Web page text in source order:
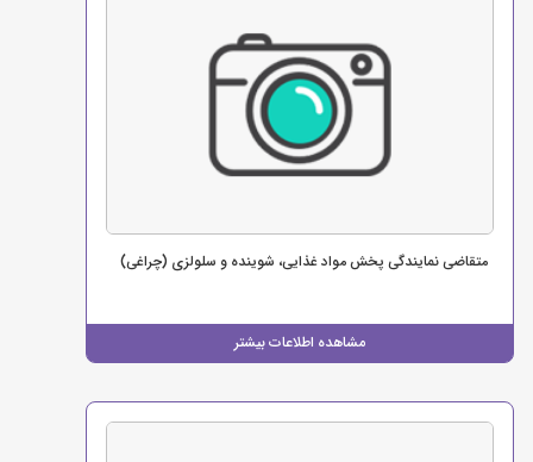
مشاهده اطلاعات بیشتر
متقاضی نمایندگی پخش مواد غذایی، شوینده و سلولزی (چراغی)